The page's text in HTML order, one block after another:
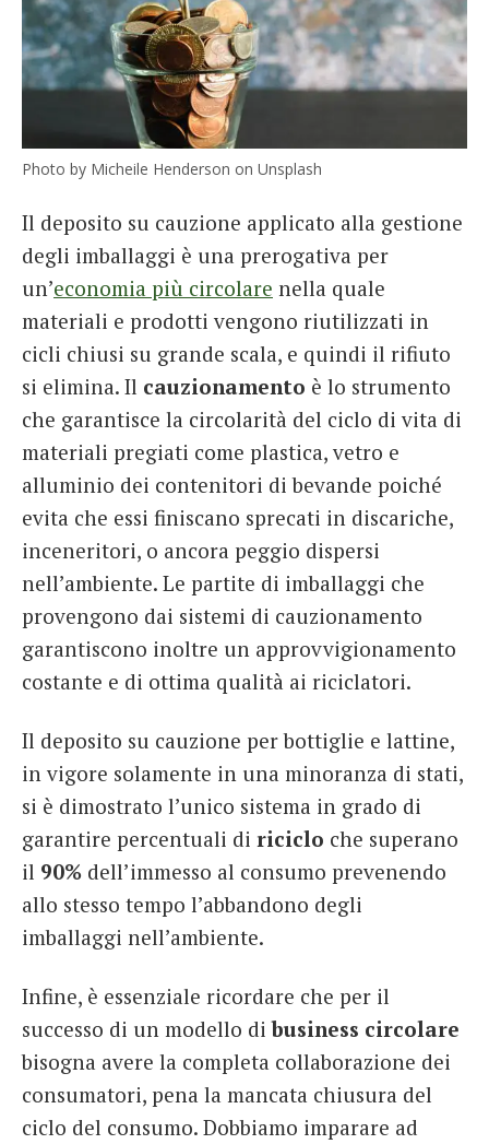
Photo by Micheile Henderson on Unsplash
Il deposito su cauzione applicato alla gestione
degli imballaggi è una prerogativa per
un’economia più circolare nella quale
materiali e prodotti vengono riutilizzati in
cicli chiusi su grande scala, e quindi il rifiuto
si elimina. Il cauzionamento è lo strumento
che garantisce la circolarità del ciclo di vita di
materiali pregiati come plastica, vetro e
alluminio dei contenitori di bevande poiché
evita che essi finiscano sprecati in discariche,
inceneritori, o ancora peggio dispersi
nell’ambiente. Le partite di imballaggi che
provengono dai sistemi di cauzionamento
garantiscono inoltre un approvvigionamento
costante e di ottima qualità ai riciclatori.
Il deposito su cauzione per bottiglie e lattine,
in vigore solamente in una minoranza di stati,
si è dimostrato l’unico sistema in grado di
garantire percentuali di riciclo che superano
il 90% dell’immesso al consumo prevenendo
allo stesso tempo l’abbandono degli
imballaggi nell’ambiente.
Infine, è essenziale ricordare che per il
successo di un modello dibusiness circolare
bisogna avere la completa collaborazione dei
consumatori, pena la mancata chiusura del
ciclo del consumo. Dobbiamo imparare ad